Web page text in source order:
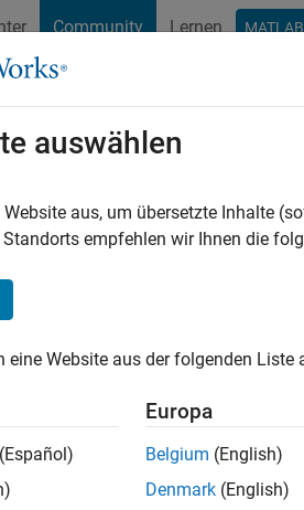
Community Lernen
Cody
seit 2021
0 Following:0
Please
auswählen
Website aus, um übersetzte Inhalte
Standorts empfehlen wir Ihnen die
eine Website aus der folgenden Liste
(Español)
Europa
Belgium (English)
Denmark (English)